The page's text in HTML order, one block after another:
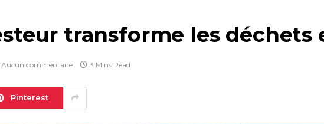
transforme les déchets
Aucun commentaire 3 Mins Read
Pinterest